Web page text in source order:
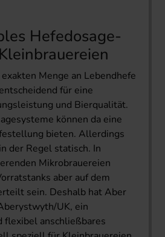
Hefedosage-
Menge an Lebendhefe
für eine
und Bierqualität.
können da eine
bieten. Allerdings
der Regel statisch. In
Mikrobrauereien
aber auf dem
sein. Deshalb hat Aber
UK, ein
flexibel anschließbares